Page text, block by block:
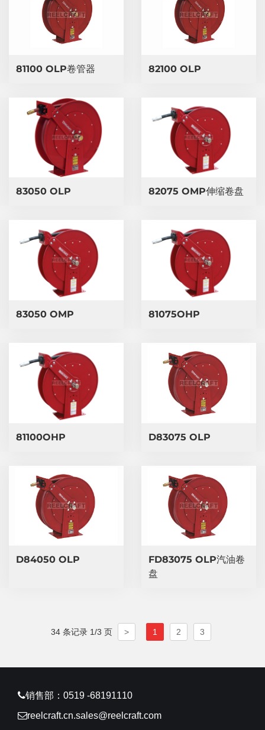
81100 OLP卷管器 82100 OLP
83050 OLP 82075 OMP伸缩卷盘
83050 OMP 81075OHP
81100OHP ​D83075 OLP
​D84050 OLP
​FD83075 OLP汽油卷
盘
34 条记录 1/3 页 > 1 2 3
销售部：0519 -68191110
reelcraft.cn.sales@reelcraft.com